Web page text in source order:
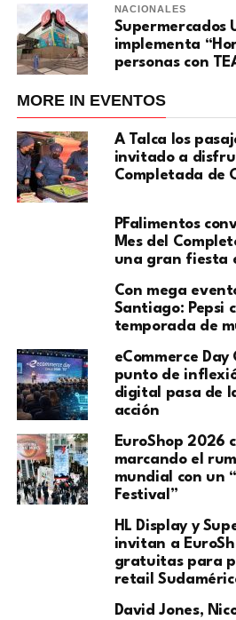
NACIONALES
Supermercados
implementa
personas con
MORE IN EVENTOS
A Talca los
invitado a
Completada de
PFalimentos
Mes del
una gran fiesta
Con mega
Santiago: Pepsi
temporada de
eCommerce Day
punto de
digital pasa de
acción
EuroShop 2026
marcando el
mundial con un
Festival”
HL Display y
invitan a
gratuitas para
retail
David Jones,